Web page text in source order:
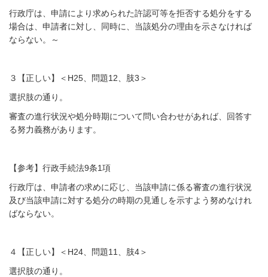
行政庁は、申請により求められた許認可等を拒否する処分をする
場合は、申請者に対し、同時に、当該処分の理由を示さなければ
ならない。～
３【正しい】＜H25、問題12、肢3＞
選択肢の通り。
審査の進行状況や処分時期について問い合わせがあれば、回答す
る努力義務があります。
【参考】行政手続法9条1項
行政庁は、申請者の求めに応じ、当該申請に係る審査の進行状況
及び当該申請に対する処分の時期の見通しを示すよう努めなけれ
ばならない。
４【正しい】＜H24、問題11、肢4＞
選択肢の通り。